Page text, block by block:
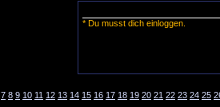
* Du musst dich einloggen.
7 8 9 10 11 12 13 14 15 16 17 18 19 20 21 22 23 24 25